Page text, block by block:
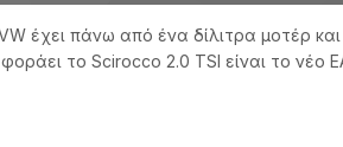
έχει πάνω από ένα δίλιτρα μοτέρ
το Scirocco 2.0 TSI είναι το νέο